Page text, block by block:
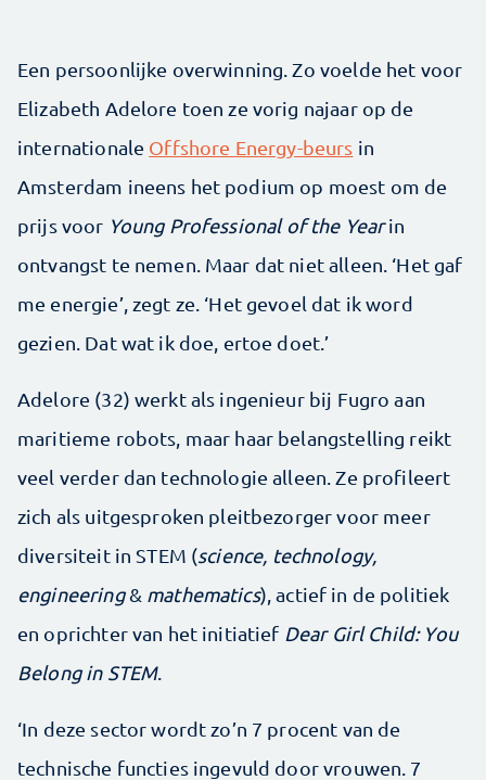
Een persoonlijke overwinning. Zo voelde het voor
Elizabeth Adelore toen ze vorig najaar op de
internationale Offshore Energy-beurs in
Amsterdam ineens het podium op moest om de
prijs voor Young Professional of the Yearin
ontvangst te nemen. Maar dat niet alleen. ‘Het gaf
me energie’, zegt ze. ‘Het gevoel dat ik word
gezien. Dat wat ik doe, ertoe doet.’
Adelore (32) werkt als ingenieur bij Fugro aan
maritieme robots, maar haar belangstelling reikt
veel verder dan technologie alleen. Ze profileert
zich als uitgesproken pleitbezorger voor meer
diversiteit in STEM (science, technology,
engineering& mathematics), actief in de politiek
en oprichter van het initiatief Dear Girl Child: You
Belong in STEM.
‘In deze sector wordt zo’n 7 procent van de
technische functies ingevuld door vrouwen. 7